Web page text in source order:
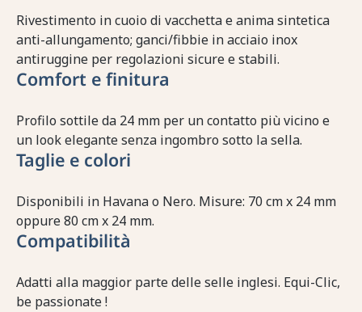
Rivestimento in cuoio di vacchetta e anima sintetica
anti-allungamento; ganci/fibbie in acciaio inox
antiruggine per regolazioni sicure e stabili.
Comfort e finitura
Profilo sottile da 24 mm per un contatto più vicino e
un look elegante senza ingombro sotto la sella.
Taglie e colori
Disponibili in Havana o Nero. Misure: 70 cm x 24 mm
oppure 80 cm x 24 mm.
Compatibilità
Adatti alla maggior parte delle selle inglesi. Equi-Clic,
be passionate !